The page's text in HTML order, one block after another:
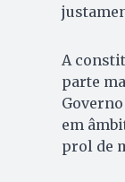
A
parte
em
prol de